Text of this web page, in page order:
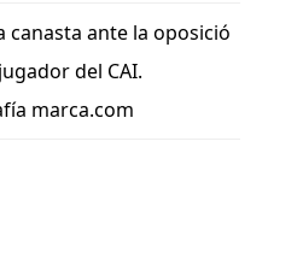
canasta ante la oposició
del CAI.
marca.com